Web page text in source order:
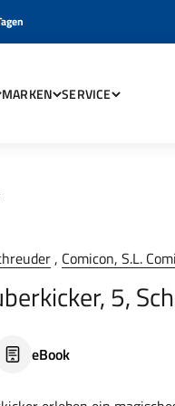
MARKEN SERVICE
, Comicon, S.L.
5,
eBook